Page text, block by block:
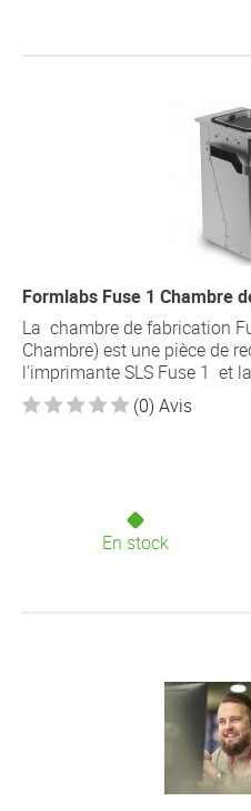
Formlabs Fuse 1 Chambre
La chambre de fabrication
Chambre) est une pièce de
l'imprimante SLS Fuse 1 et
(0) Avis
En stock